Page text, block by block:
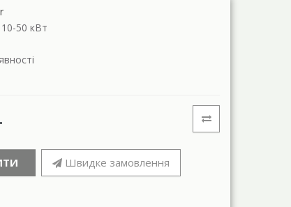
50 кВт
Швидке замовлення